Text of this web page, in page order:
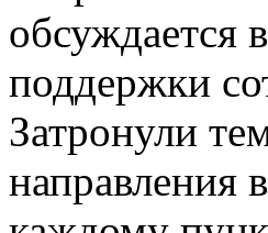
обсуждается
поддержки
Затронули
направления